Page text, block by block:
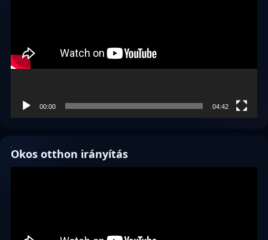
00:00 04:42
Okos otthon irányítás